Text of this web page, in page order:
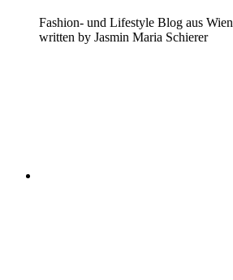
Fashion- und Lifestyle Blog aus Wien
written by Jasmin Maria Schierer